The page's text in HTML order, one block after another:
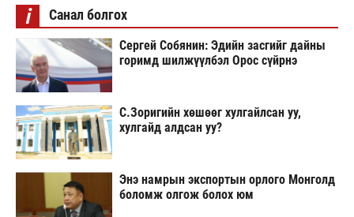
i Санал болгох
Сергей Собянин: Эдийн засгийг дайны
горимд шилжүүлбэл Орос сүйрнэ
С.Зоригийн хөшөөг хулгайлсан уу,
хулгайд алдсан уу?
Энэ намрын экспортын орлого Монголд
боломж олгож болох юм